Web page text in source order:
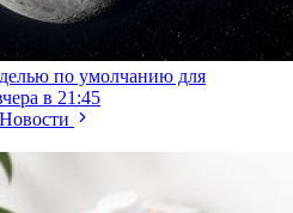
по умолчанию для
в 21:45